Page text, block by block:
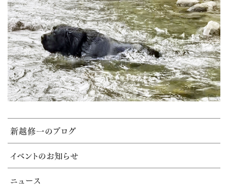
新越修一のブログ
イベントのお知らせ
ニュース